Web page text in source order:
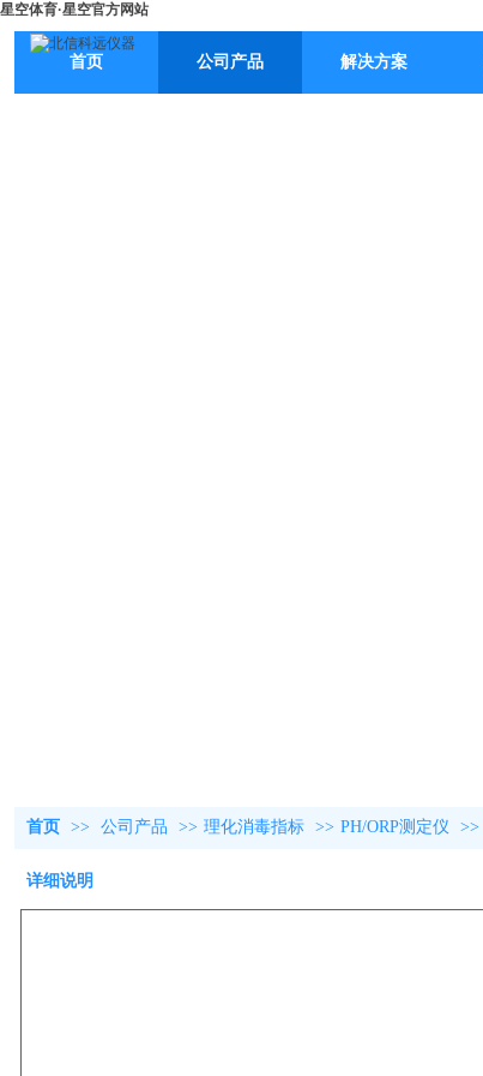
星空体育·星空官方网站
首页 公司产品 解决方案
首页 >> 公司产品 >> 理化消毒指标 >> PH/ORP测定仪 >>
详细说明